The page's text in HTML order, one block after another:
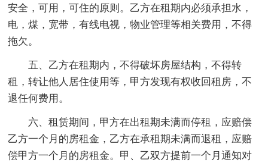
安全，可用，可住的原则。乙方在租期内必须承担水，
电，煤，宽带，有线电视，物业管理等相关费用，不得
拖欠。
五、乙方在租期内，不得破坏房屋结构，不得转
租，转让他人居住使用等，甲方发现有权收回租房，不
退任何费用。
六、租赁期间，甲方在出租期未满而停租，应赔偿
乙方一个月的房租金，乙方在承租期未满而退租，应赔
偿甲方一个月的房租金。甲、乙双方提前一个月通知对